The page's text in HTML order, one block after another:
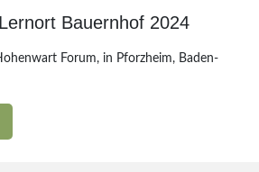
Bauernhof 2024
Forum, in Pforzheim, Baden-